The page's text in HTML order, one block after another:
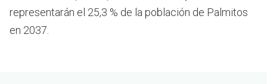
representarán el 25,3 % de la población de Palmitos
en 2037.